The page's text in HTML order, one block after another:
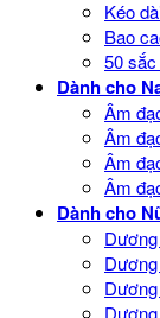
Kéo
Bao
50
Dành cho
Âm
Âm
Âm
Âm
Dành cho